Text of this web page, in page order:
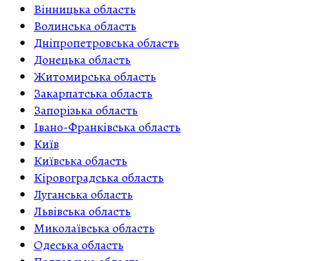
Вінницька область
Волинська область
Дніпропетровська область
Донецька область
Житомирська область
Закарпатська область
Запорізька область
Івано-Франківська область
Київ
Київська область
Кіровоградська область
Луганська область
Львівська область
Миколаївська область
Одеська область